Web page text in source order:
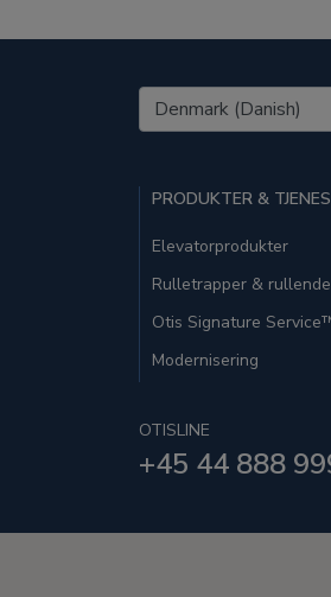
United States (EN)
PRODUKTER &
Elevatorprodukter
Rulletrapper &
Otis Signature
Modernisering
OTISLINE
+45 44 888